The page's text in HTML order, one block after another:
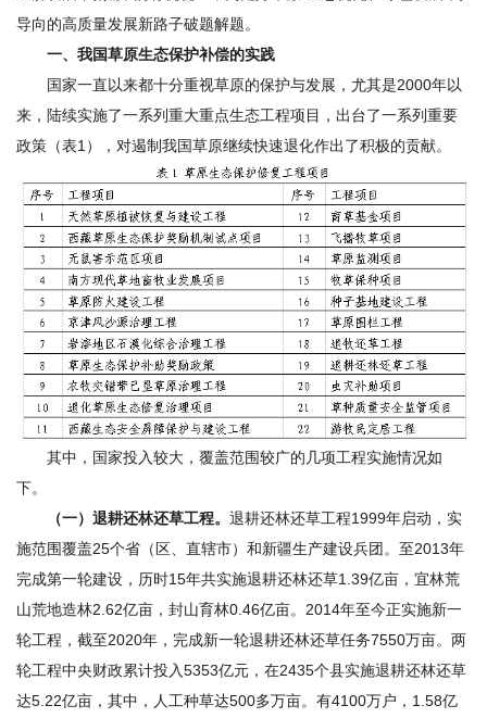
导向的高质量发展新路子破题解题。
一、我国草原生态保护补偿的实践
国家一直以来都十分重视草原的保护与发展，尤其是2000年以
来，陆续实施了一系列重大重点生态工程项目，出台了一系列重要
政策（表1），对遏制我国草原继续快速退化作出了积极的贡献。
其中，国家投入较大，覆盖范围较广的几项工程实施情况如
下。
（一）退耕还林还草工程。 退耕还林还草工程1999年启动，实
施范围覆盖25个省（区、直辖市）和新疆生产建设兵团。至2013年
完成第一轮建设，历时15年共实施退耕还林还草1.39亿亩，宜林荒
山荒地造林2.62亿亩，封山育林0.46亿亩。2014年至今正实施新一
轮工程，截至2020年，完成新一轮退耕还林还草任务7550万亩。两
轮工程中央财政累计投入5353亿元，在2435个县实施退耕还林还草
达5.22亿亩，其中，人工种草达500多万亩。有4100万户，1.58亿